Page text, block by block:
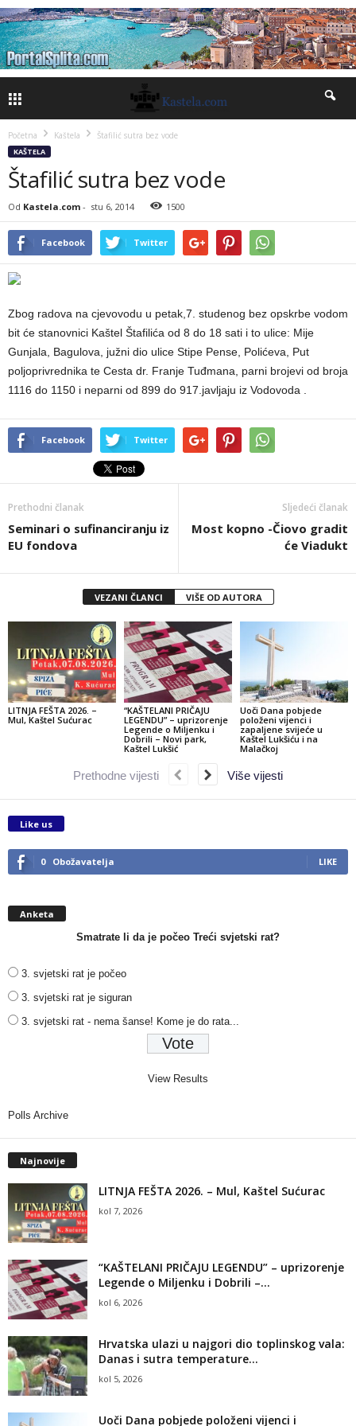
Početna Kaštela Štafilić sutra bez vode
KAŠTELA
Štafilić sutra bez vode
Od Kastela.com - stu 6, 2014 1500
Facebook Twitter
Zbog radova na cjevovodu u petak,7. studenog bez opskrbe vodom
bit će stanovnici Kaštel Štafilića od 8 do 18 sati i to ulice: Mije
Gunjala, Bagulova, južni dio ulice Stipe Pense, Polićeva, Put
poljoprivrednika te Cesta dr. Franje Tuđmana, parni brojevi od broja
1116 do 1150 i neparni od 899 do 917.javljaju iz Vodovoda .
Facebook Twitter
Prethodni članak
Seminari o sufinanciranju iz
EU fondova
Sljedeći članak
Most kopno -Čiovo gradit
će Viadukt
VEZANI ČLANCI VIŠE OD AUTORA
LITNJA FEŠTA 2026. –
Mul, Kaštel Sućurac
“KAŠTELANI PRIČAJU
LEGENDU” – uprizorenje
Legende o Miljenku i
Dobrili – Novi park,
Kaštel Lukšić
Uoči Dana pobjede
položeni vijenci i
zapaljene svijeće u
Kaštel Lukšiću i na
Malačkoj
Prethodne vijesti Više vijesti
Like us
0 Obožavatelja LIKE
Anketa
Smatrate li da je počeo Treći svjetski rat?
3. svjetski rat je počeo
3. svjetski rat je siguran
3. svjetski rat - nema šanse! Kome je do rata...
View Results
Polls Archive
Najnovije
LITNJA FEŠTA 2026. – Mul, Kaštel Sućurac
kol 7, 2026
“KAŠTELANI PRIČAJU LEGENDU” – uprizorenje
Legende o Miljenku i Dobrili –...
kol 6, 2026
Hrvatska ulazi u najgori dio toplinskog vala:
Danas i sutra temperature...
kol 5, 2026
Uoči Dana pobjede položeni vijenci i